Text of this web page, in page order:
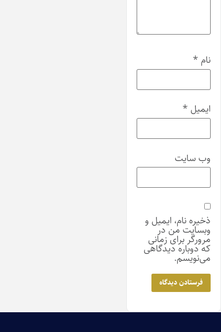
نام *
ایمیل *
وب‌ سایت
ذخیره نام، ایمیل و
وبسایت من در
مرورگر برای زمانی
که دوباره دیدگاهی
می‌نویسم.